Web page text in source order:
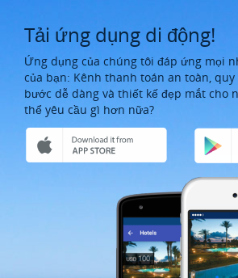
Tải ứng dụng di động!
Ứng dụng của chúng tôi đáp ứng mọi
của bạn: Kênh thanh toán an toàn,
bước dễ dàng và thiết kế đẹp mắt cho
thể yêu cầu gì hơn nữa?